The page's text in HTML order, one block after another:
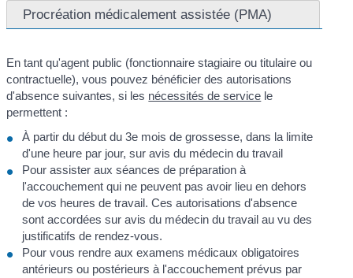
Procréation médicalement assistée (PMA)
En tant qu'agent public (fonctionnaire stagiaire ou titulaire ou
contractuelle), vous pouvez bénéficier des autorisations
d'absence suivantes, si les nécessités de service le
permettent :
À partir du début du 3e mois de grossesse, dans la limite
d'une heure par jour, sur avis du médecin du travail
Pour assister aux séances de préparation à
l'accouchement qui ne peuvent pas avoir lieu en dehors
de vos heures de travail. Ces autorisations d'absence
sont accordées sur avis du médecin du travail au vu des
justificatifs de rendez-vous.
Pour vous rendre aux examens médicaux obligatoires
antérieurs ou postérieurs à l'accouchement prévus par